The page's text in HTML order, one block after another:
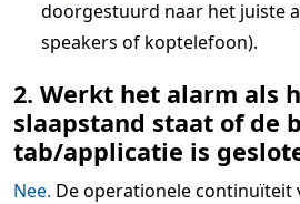
doorgestuurd naar het juiste
speakers of koptelefoon).
2. Werkt het alarm als
slaapstand staat of de
tab/applicatie is
Nee. De operationele continuïteit